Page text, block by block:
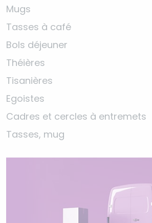
Mugs
Tasses à café
Bols déjeuner
Théières
Tisanières
Egoistes
Cadres et cercles à entremets
Tasses, mug